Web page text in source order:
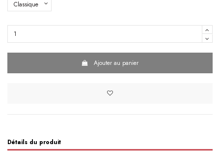
Ajouter au panier
Détails du produit